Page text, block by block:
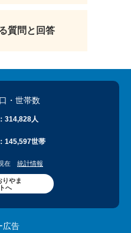
質問と回答
・世帯数
314,828人
145,597世帯
在 統計情報
りやま
へ
広告